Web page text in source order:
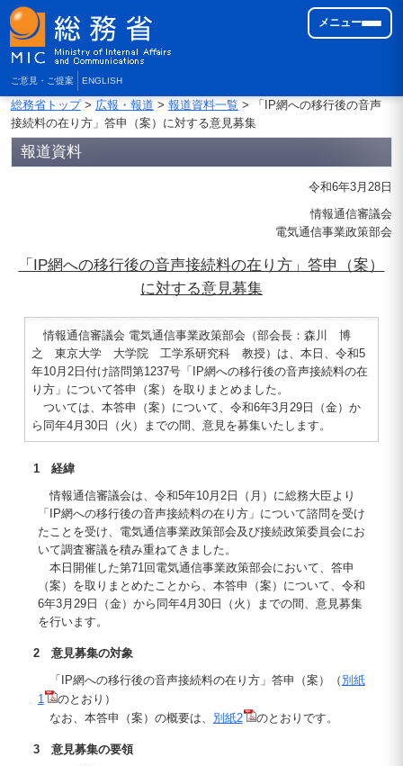
ご意見・ご提案 ENGLISH
メニュー
総務省トップ> 広報・報道 > 報道資料一覧> 「IP網への移行後の音声
接続料の在り方」答申（案）に対する意見募集
報道資料
令和6年3月28日
情報通信審議会
電気通信事業政策部会
「IP網への移行後の音声接続料の在り方」答申（案）
に対する意見募集
情報通信審議会 電気通信事業政策部会（部会長：森川 博
之 東京大学 大学院 工学系研究科 教授）は、本日、令和5
年10月2日付け諮問第1237号「IP網への移行後の音声接続料の在
り方」について答申（案）を取りまとめました。
ついては、本答申（案）について、令和6年3月29日（金）か
ら同年4月30日（火）までの間、意見を募集いたします。
1 経緯
情報通信審議会は、令和5年10月2日（月）に総務大臣より
「IP網への移行後の音声接続料の在り方」について諮問を受け
たことを受け、電気通信事業政策部会及び接続政策委員会にお
いて調査審議を積み重ねてきました。
本日開催した第71回電気通信事業政策部会において、答申
（案）を取りまとめたことから、本答申（案）について、令和
6年3月29日（金）から同年4月30日（火）までの間、意見募集
を行います。
2 意見募集の対象
「IP網への移行後の音声接続料の在り方」答申（案）（ 別紙
1
のとおり）
なお、本答申（案）の概要は、 別紙2 のとおりです。
3 意見募集の要領